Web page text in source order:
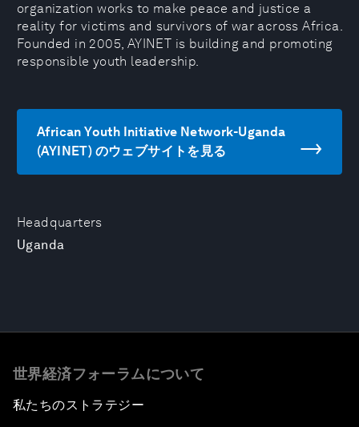
Headquarters
Uganda
organization works to make peace and justice a
reality for victims and survivors of war across Africa.
Founded in 2005, AYINET is building and promoting
responsible youth leadership.
African Youth Initiative Network-Uganda
(AYINET) のウェブサイトを見る
世界経済フォーラムについて
私たちのストラテジー